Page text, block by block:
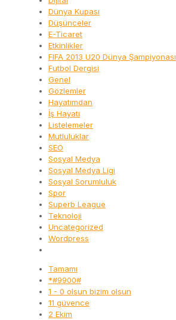
Dünya Kupası
Düşünceler
E-Ticaret
Etkinlikler
FIFA 2013 U20 Dünya Şampiyonası
Futbol Dergisi
Genel
Gözlemler
Hayatımdan
İş Hayatı
Listelemeler
Mutluluklar
SEO
Sosyal Medya
Sosyal Medya Ligi
Sosyal Sorumluluk
Spor
Superb League
Teknoloji
Uncategorized
Wordpress
Tamamı
*#9900#
1 - 0 olsun bizim olsun
11 güvence
2 Ekim